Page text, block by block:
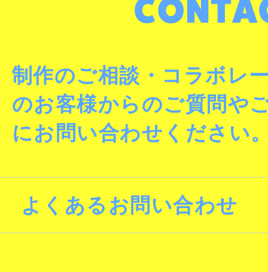
制作のご相談・コラボレ
のお客様からのご質問や
にお問い合わせください
よくあるお問い合わせ